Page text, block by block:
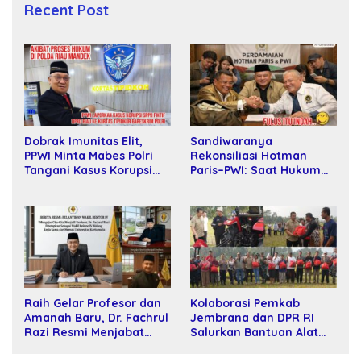
Recent Post
Dobrak Imunitas Elit,
PPWI Minta Mabes Polri
Tangani Kasus Korupsi
Sandiwaranya
Rekonsiliasi Hotman
Paris–PWI: Saat Hukum
Raih Gelar Profesor dan
Amanah Baru, Dr. Fachrul
Razi Resmi Menjabat
Kolaborasi Pemkab
Jembrana dan DPR RI
Salurkan Bantuan Alat